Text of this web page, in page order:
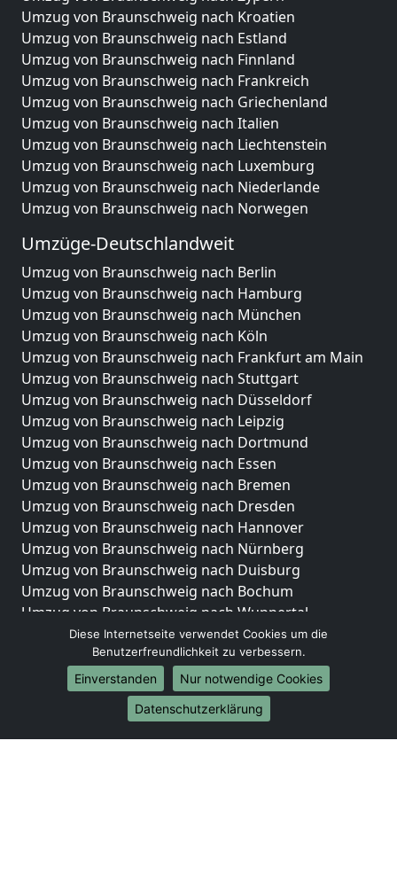
Umzug von Braunschweig nach Kroatien
Umzug von Braunschweig nach Estland
Umzug von Braunschweig nach Finnland
Umzug von Braunschweig nach Frankreich
Umzug von Braunschweig nach Griechenland
Umzug von Braunschweig nach Italien
Umzug von Braunschweig nach Liechtenstein
Umzug von Braunschweig nach Luxemburg
Umzug von Braunschweig nach Niederlande
Umzug von Braunschweig nach Norwegen
Umzüge-Deutschlandweit
Umzug von Braunschweig nach Berlin
Umzug von Braunschweig nach Hamburg
Umzug von Braunschweig nach München
Umzug von Braunschweig nach Köln
Umzug von Braunschweig nach Frankfurt am Main
Umzug von Braunschweig nach Stuttgart
Umzug von Braunschweig nach Düsseldorf
Umzug von Braunschweig nach Leipzig
Umzug von Braunschweig nach Dortmund
Umzug von Braunschweig nach Essen
Umzug von Braunschweig nach Bremen
Umzug von Braunschweig nach Dresden
Umzug von Braunschweig nach Hannover
Umzug von Braunschweig nach Nürnberg
Umzug von Braunschweig nach Duisburg
Umzug von Braunschweig nach Bochum
Umzug von Braunschweig nach Wuppertal
Umzug von Braunschweig nach Bielefeld
Umzug von Braunschweig nach Bonn
Umzug von Braunschweig nach Münster
Internationale-Umzüge
Umzug von Braunschweig nach Brasilien
Diese Internetseite verwendet Cookies um die
Benutzerfreundlichkeit zu verbessern.
Einverstanden
Nur notwendige Cookies
Datenschutzerklärung